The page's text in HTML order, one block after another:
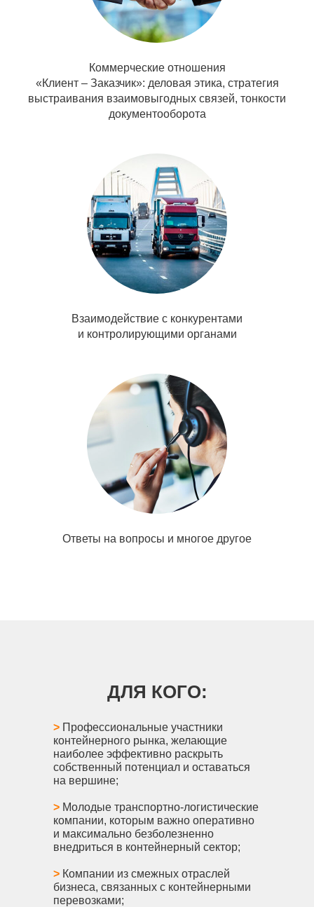
Коммерческие отношения
«Клиент – Заказчик»: деловая этика, стратегия
выстраивания взаимовыгодных связей, тонкости
документооборота
Взаимодействие с конкурентами
и контролирующими органами
Ответы на вопросы и многое другое
ДЛЯ КОГО:
> Профессиональные участники
контейнерного рынка, желающие
наиболее эффективно раскрыть
собственный потенциал и оставаться
на вершине;
> Молодые транспортно-логистические
компании, которым важно оперативно
и максимально безболезненно
внедриться в контейнерный сектор;
> Компании из смежных отраслей
бизнеса, связанных с контейнерными
перевозками;